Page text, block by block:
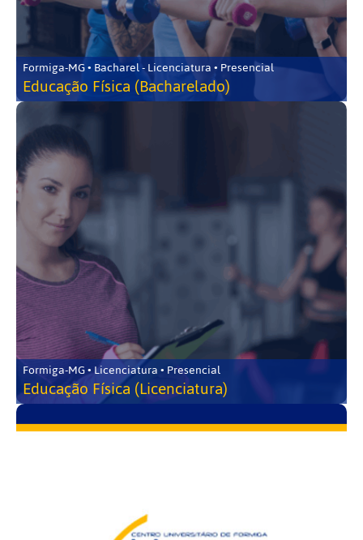
Formiga-MG • Bacharel - Licenciatura • Presencial
Educação Física (Bacharelado)
Formiga-MG • Licenciatura • Presencial
Educação Física (Licenciatura)